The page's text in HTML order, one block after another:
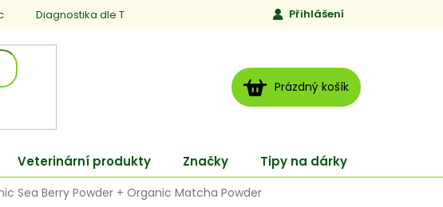
Diagnostika dle TCM Jen to, čemu věříme
Přihlášení
NÁKUPNÍ
KOŠÍK
Prázdný košík
Veterinární produkty Značky Tipy na dárky
Sea Berry Powder + Organic Matcha Powder